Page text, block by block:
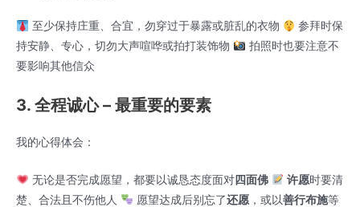
至少保持庄重、合宜，勿穿过于暴露或脏乱的衣物
参拜时保
持安静、专心，切勿大声喧哗或拍打装饰物
拍照时也要注意不
要影响其他信众
3. 全程诚心 – 最重要的要素
我的心得体会：
无论是否完成愿望，都要以诚恳态度面对四面佛 许愿时要清
楚、合法且不伤他人
愿望达成后别忘了还愿，或以善行布施等